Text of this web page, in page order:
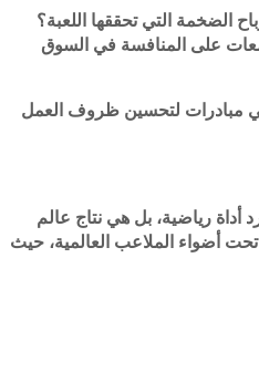
الضخمة التي تحققها اللعبة؟
على المنافسة في السوق
مبادرات لتحسين ظروف العمل
أداة رياضية، بل هي نتاج عالم
أضواء الملاعب العالمية، حيث